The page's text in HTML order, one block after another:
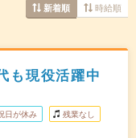
新着順 時給順
も現役活躍中
日が休み 残業なし